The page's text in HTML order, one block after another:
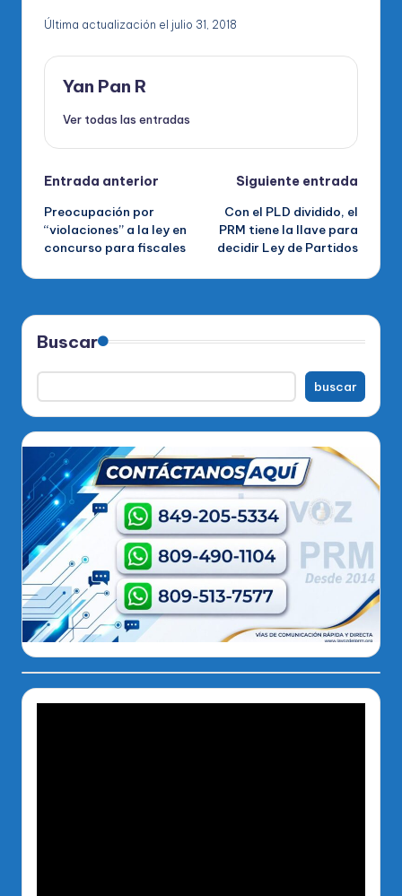
Última actualización el julio 31, 2018
Yan Pan R
Ver todas las entradas
Navegación
de
entradas
Entrada anterior
Preocupación por
“violaciones” a la ley en
concurso para fiscales
Siguiente entrada
Con el PLD dividido, el
PRM tiene la llave para
decidir Ley de Partidos
Buscar
buscar